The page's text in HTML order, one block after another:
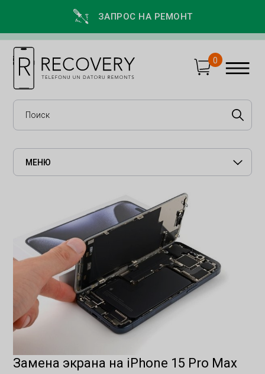
ЗАПРОС НА РЕМОНТ
0
МЕНЮ
Замена экрана на iPhone 15 Pro Max